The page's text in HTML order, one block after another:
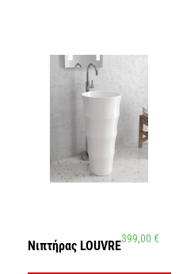
Νιπτήρας LOUVRE399,00 €